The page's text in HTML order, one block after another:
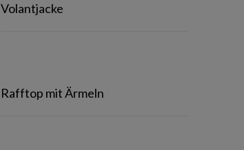
Volantjacke
Rafftop mit Ärmeln